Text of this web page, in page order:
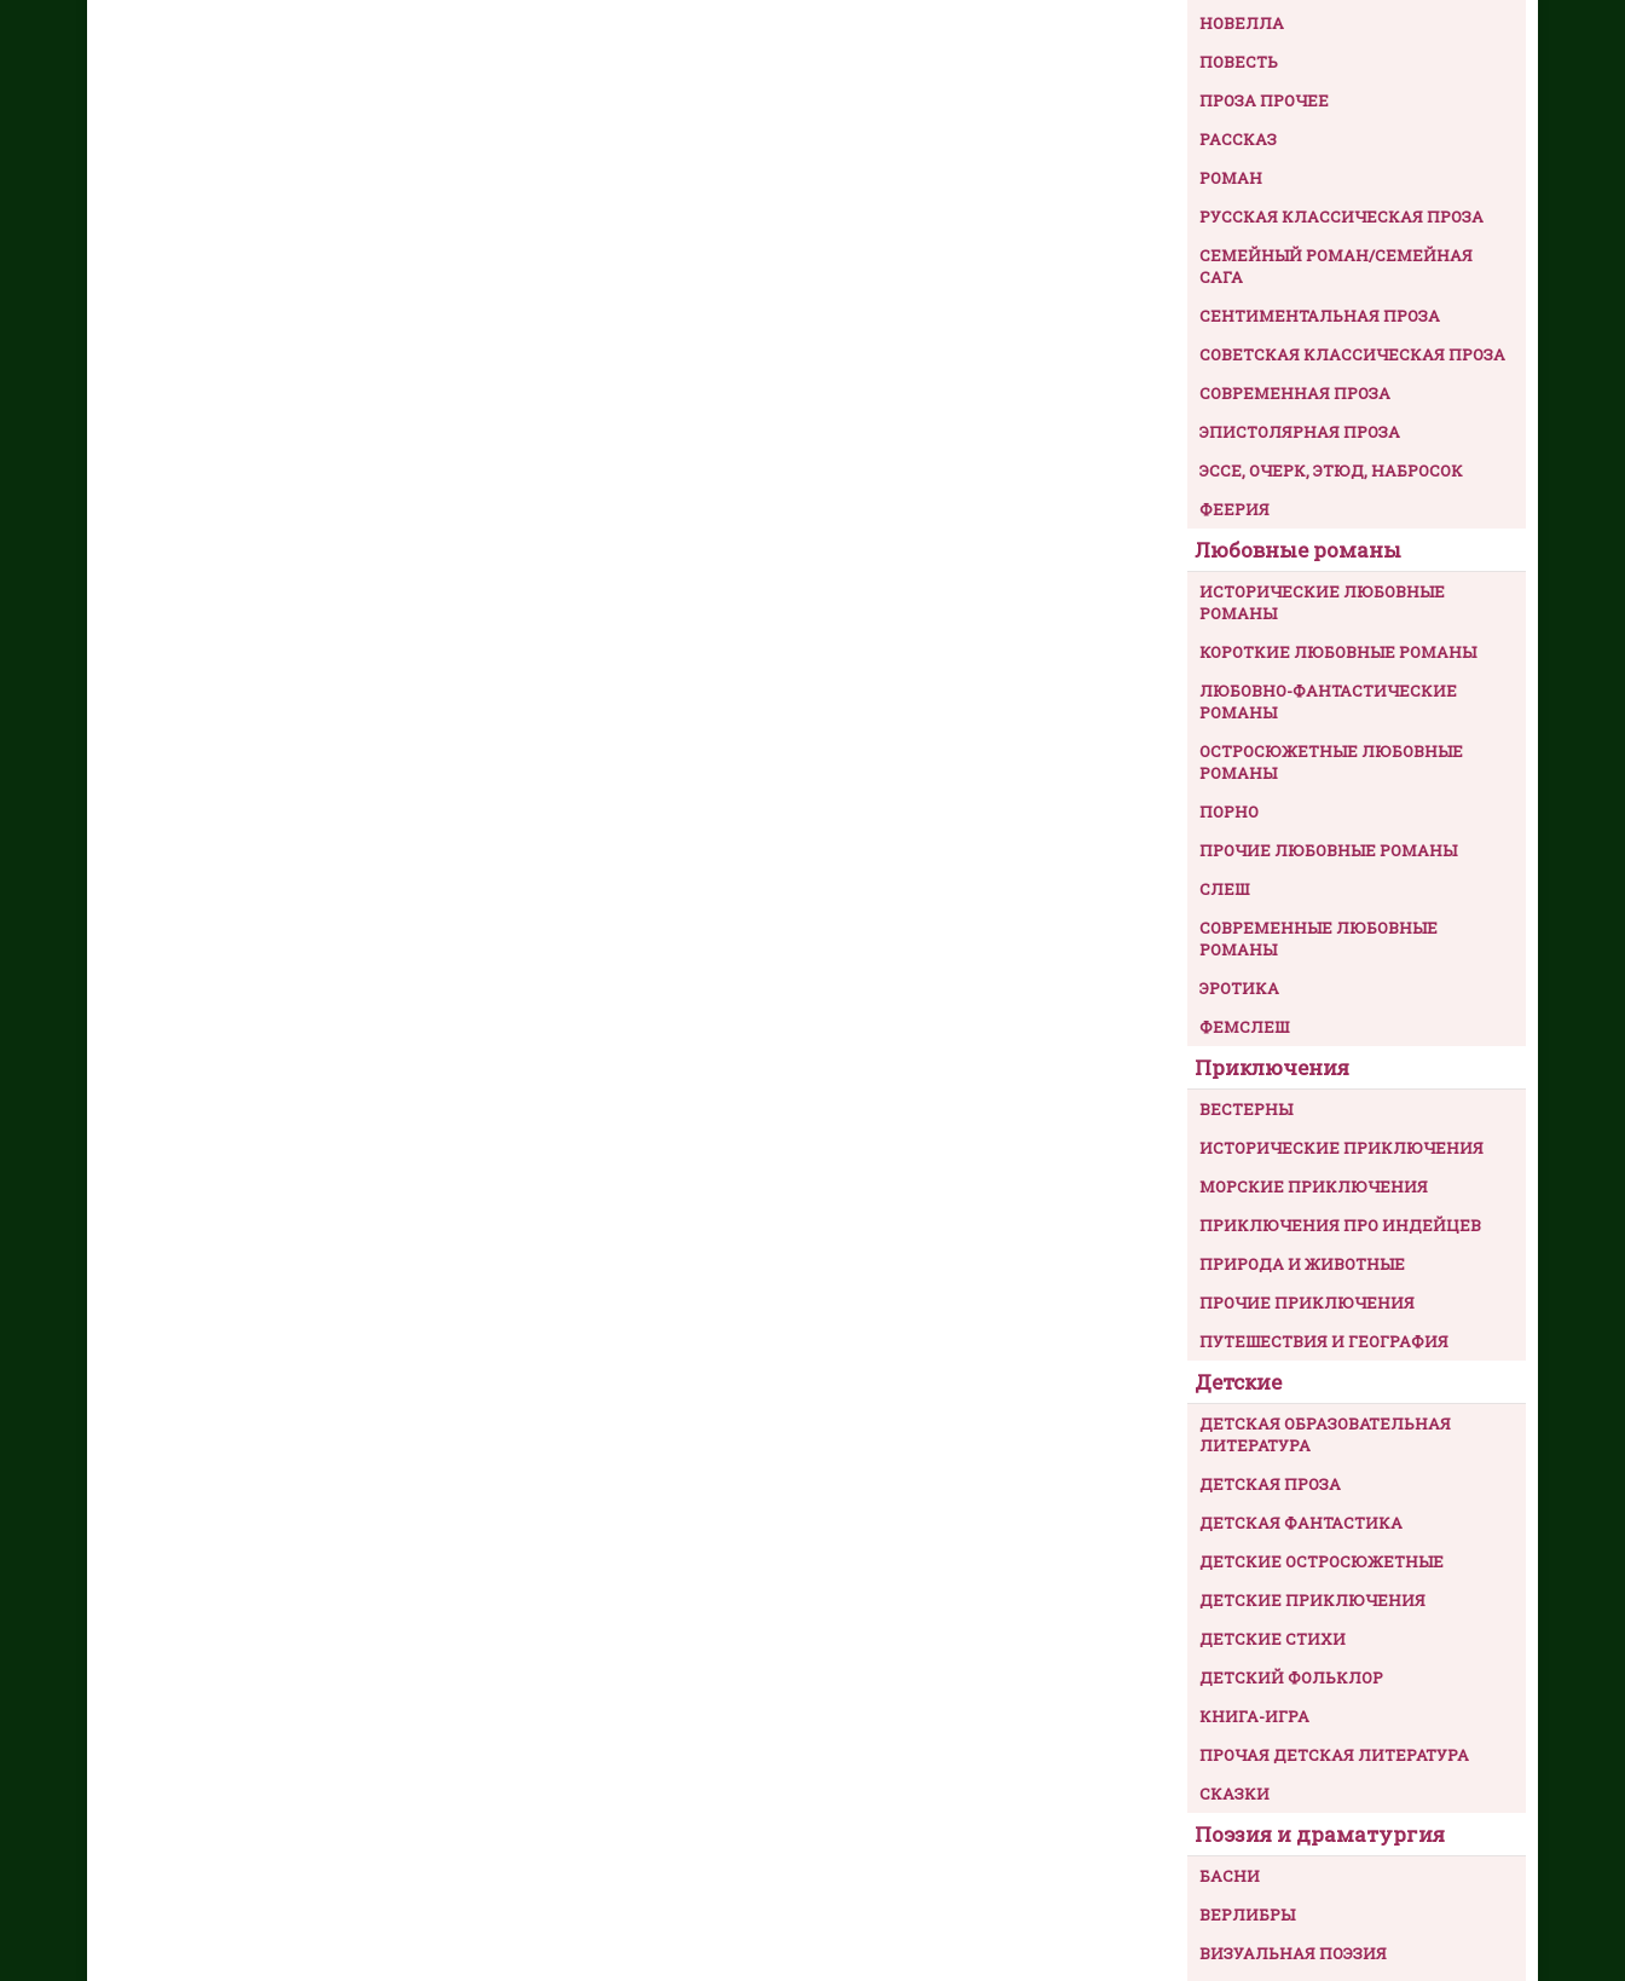
НОВЕЛЛА
ПОВЕСТЬ
ПРОЗА ПРОЧЕЕ
РАССКАЗ
РОМАН
РУССКАЯ КЛАССИЧЕСКАЯ ПРОЗА
СЕМЕЙНЫЙ РОМАН/СЕМЕЙНАЯ
САГА
СЕНТИМЕНТАЛЬНАЯ ПРОЗА
СОВЕТСКАЯ КЛАССИЧЕСКАЯ ПРОЗА
СОВРЕМЕННАЯ ПРОЗА
ЭПИСТОЛЯРНАЯ ПРОЗА
ЭССЕ, ОЧЕРК, ЭТЮД, НАБРОСОК
ФЕЕРИЯ
Любовные романы
ИСТОРИЧЕСКИЕ ЛЮБОВНЫЕ
РОМАНЫ
КОРОТКИЕ ЛЮБОВНЫЕ РОМАНЫ
ЛЮБОВНО-ФАНТАСТИЧЕСКИЕ
РОМАНЫ
ОСТРОСЮЖЕТНЫЕ ЛЮБОВНЫЕ
РОМАНЫ
ПОРНО
ПРОЧИЕ ЛЮБОВНЫЕ РОМАНЫ
СЛЕШ
СОВРЕМЕННЫЕ ЛЮБОВНЫЕ
РОМАНЫ
ЭРОТИКА
ФЕМСЛЕШ
Приключения
ВЕСТЕРНЫ
ИСТОРИЧЕСКИЕ ПРИКЛЮЧЕНИЯ
МОРСКИЕ ПРИКЛЮЧЕНИЯ
ПРИКЛЮЧЕНИЯ ПРО ИНДЕЙЦЕВ
ПРИРОДА И ЖИВОТНЫЕ
ПРОЧИЕ ПРИКЛЮЧЕНИЯ
ПУТЕШЕСТВИЯ И ГЕОГРАФИЯ
Детские
ДЕТСКАЯ ОБРАЗОВАТЕЛЬНАЯ
ЛИТЕРАТУРА
ДЕТСКАЯ ПРОЗА
ДЕТСКАЯ ФАНТАСТИКА
ДЕТСКИЕ ОСТРОСЮЖЕТНЫЕ
ДЕТСКИЕ ПРИКЛЮЧЕНИЯ
ДЕТСКИЕ СТИХИ
ДЕТСКИЙ ФОЛЬКЛОР
КНИГА-ИГРА
ПРОЧАЯ ДЕТСКАЯ ЛИТЕРАТУРА
СКАЗКИ
Поэзия и драматургия
БАСНИ
ВЕРЛИБРЫ
ВИЗУАЛЬНАЯ ПОЭЗИЯ